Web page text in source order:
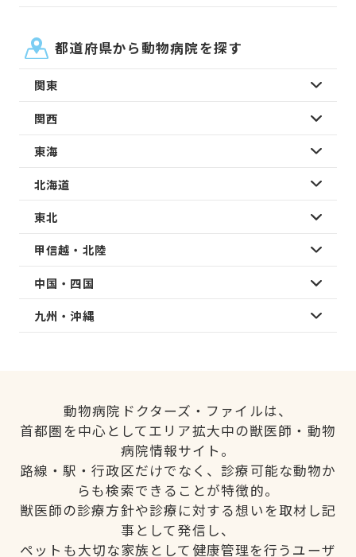
都道府県から動物病院を探す
関東
関西
東海
北海道
東北
甲信越・北陸
中国・四国
九州・沖縄
動物病院ドクターズ・ファイルは、
首都圏を中心としてエリア拡大中の獣医師・動物
病院情報サイト。
路線・駅・行政区だけでなく、診療可能な動物か
らも検索できることが特徴的。
獣医師の診療方針や診療に対する想いを取材し記
事として発信し、
ペットも大切な家族として健康管理を行うユーザ